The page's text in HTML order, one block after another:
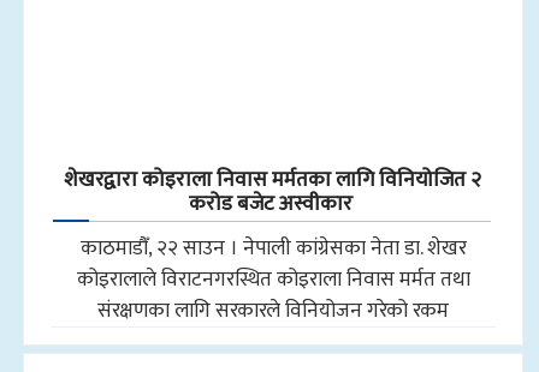
शेखरद्वारा कोइराला निवास मर्मतका लागि विनियोजित २
करोड बजेट अस्वीकार
काठमाडौँ, २२ साउन । नेपाली कांग्रेसका नेता डा. शेखर
कोइरालाले विराटनगरस्थित कोइराला निवास मर्मत तथा
संरक्षणका लागि सरकारले विनियोजन गरेको रकम